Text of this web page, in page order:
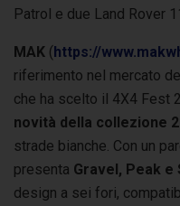
Patrol e due Land Rover
MAK (https://
riferimento nel mercato
che ha scelto il 4X4 Fest
novità della collezione
strade bianche. Con un
presenta Gravel, Peak e
design a sei fori,